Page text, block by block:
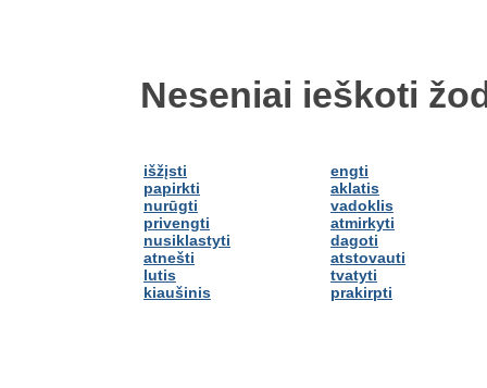
Neseniai ieškoti
išžįsti
papirkti
nurūgti
privengti
nusiklastyti
atnešti
lutis
kiaušinis
engti
aklatis
vadoklis
atmirkyti
dagoti
atstovauti
tvatyti
prakirpti